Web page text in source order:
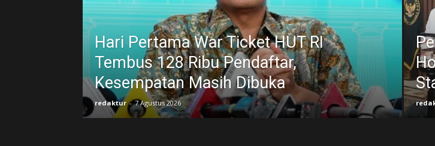
Hari Pertama War Ticket HUT RI
Tembus 128 Ribu Pendaftar,
Kesempatan Masih Dibuka
redaktur - 7 Agustus 2026